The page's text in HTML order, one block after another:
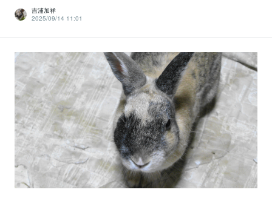
吉浦加祥
2025/09/14 11:01